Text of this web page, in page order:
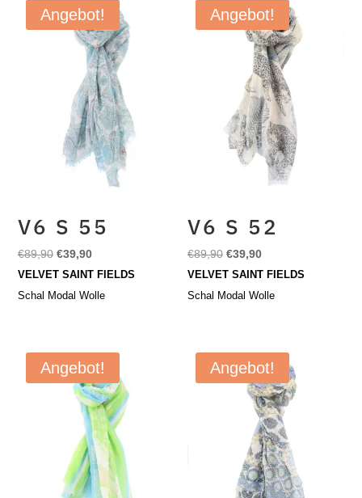
Angebot!
V6 S 55
€89,90 Ursprünglicher
Preis
war:
€39,90Aktueller
Preis
ist:
VELVET SAINT FIELDS
Schal Modal Wolle
Angebot!
V6 S 52
€89,90 Ursprünglicher
Preis
war:
€39,90Aktueller
Preis
ist:
VELVET SAINT FIELDS
Schal Modal Wolle
Angebot! Angebot!